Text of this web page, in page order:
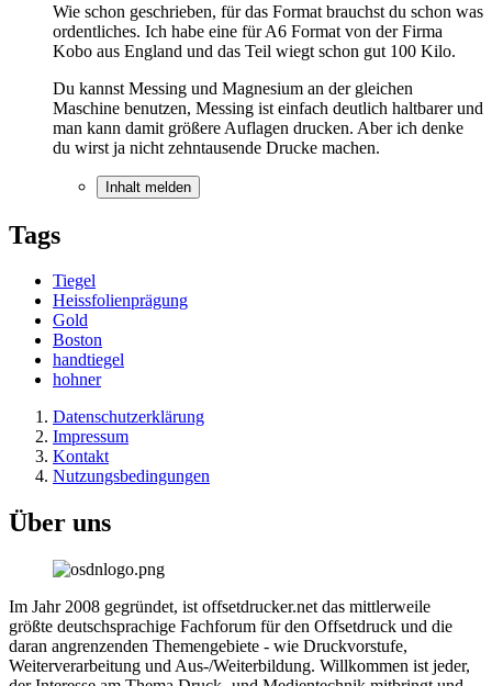
Wie schon geschrieben, für das Format brauchst du schon was
ordentliches. Ich habe eine für A6 Format von der Firma
Kobo aus England und das Teil wiegt schon gut 100 Kilo.
Du kannst Messing und Magnesium an der gleichen
Maschine benutzen, Messing ist einfach deutlich haltbarer und
man kann damit größere Auflagen drucken. Aber ich denke
du wirst ja nicht zehntausende Drucke machen.
Inhalt melden
Tags
Tiegel
Heissfolienprägung
Gold
Boston
handtiegel
hohner
Datenschutzerklärung
Impressum
Kontakt
Nutzungsbedingungen
Über uns
Im Jahr 2008 gegründet, ist offsetdrucker.net das mittlerweile
größte deutschsprachige Fachforum für den Offsetdruck und die
daran angrenzenden Themengebiete - wie Druckvorstufe,
Weiterverarbeitung und Aus-/Weiterbildung. Willkommen ist jeder,